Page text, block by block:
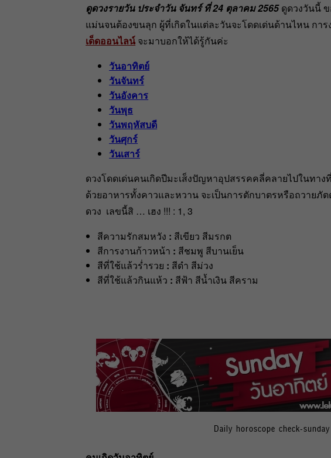
ดูดวงรายวัน ประจำวัน จันทร์ ที่ 24 ตุลาคม 2565 ดูดวงวันนี้
แม่นจนต้องขนลุก ผู้ที่เกิดในแต่ละวันจะโดดเด่นด้านไหน การ
เด็ดออนไลน์ จะมาบอกให้ได้รู้กันค่ะ
วันอาทิตย์
วันจันทร์
วันอังคาร
วันพุธ
วันพฤหัสบดี
วันศุกร์
วันเสาร์
ดวงโดดเด่นคนเกิดปีมะเส็งปัญหาอุปสรรคคลี่คลายไปในท
ด้วยอาหารทั้งคาวและหวาน จะเป็นการตักบาตรหรือถวายภัต
ดวง เลขนี้สิ … เฮง !!! : 1, 3
สีความรักสมหวัง : สีเขียว สีมรกต
สีการงานก้าวหน้า : สีชมพู สีบานเย็น
สีที่ใช้แล้วร่ำรวย : สีดำ สีม่วง
สีที่ใช้แล้วกินแห้ว : สีฟ้า สีน้ำเงิน สีคราม
Daily horoscope check-sunday